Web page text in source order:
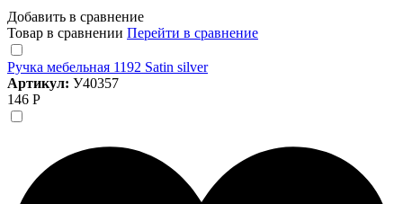
Добавить в сравнение
Товар в сравнении Перейти в сравнение
Ручка мебельная 1192 Satin silver
Артикул: У40357
146 Р